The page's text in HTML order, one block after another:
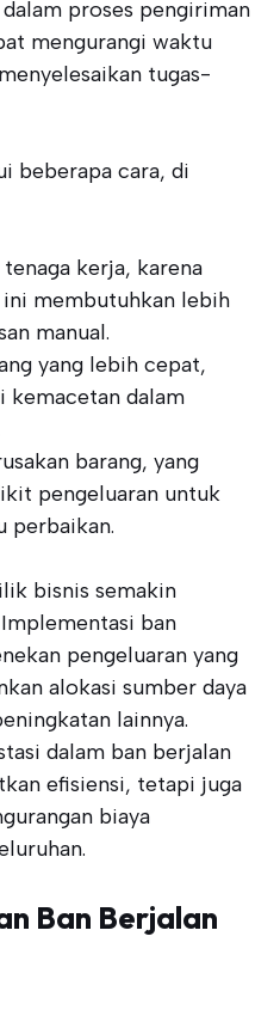
proses pengiriman
mengurangi waktu
tugas-
beberapa cara, di
kerja, karena
membutuhkan lebih
manual.
yang lebih cepat,
kemacetan dalam
barang, yang
pengeluaran untuk
perbaikan.
bisnis semakin
ban
pengeluaran yang
alokasi sumber daya
lainnya.
dalam ban berjalan
efisiensi, tetapi juga
biaya
Ban Berjalan